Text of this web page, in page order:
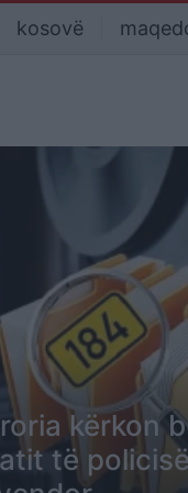
kosovë
kërkon
të